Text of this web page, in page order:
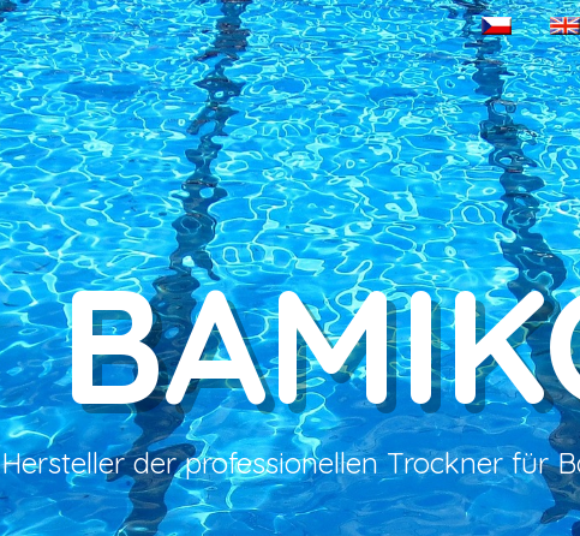
Hersteller der professionellen Trockner für